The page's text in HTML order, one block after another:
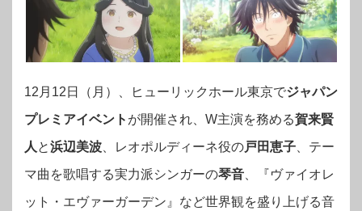
12月12日（月）、ヒューリックホール東京でジャパン
プレミアイベント が開催され、W主演を務める賀来賢
人 と浜辺美波 、レオポルディーネ役の戸田恵子 、テー
マ曲を歌唱する実力派シンガーの琴音 、『ヴァイオレ
ット・エヴァーガーデン』など世界観を盛り上げる音